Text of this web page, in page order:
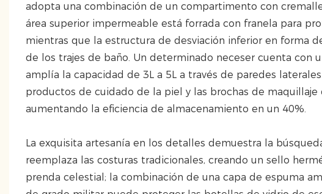
adopta una combinación de un compartimento con
área superior impermeable está forrada con franela para
mientras que la estructura de desviación inferior en forma
de los trajes de baño. Un determinado neceser cuenta con
amplía la capacidad de 3L a 5L a través de paredes
productos de cuidado de la piel y las brochas de maquillaje
aumentando la eficiencia de almacenamiento en un 40%.
La exquisita artesanía en los detalles demuestra la
reemplaza las costuras tradicionales, creando un sello
prenda celestial; la combinación de una capa de espuma